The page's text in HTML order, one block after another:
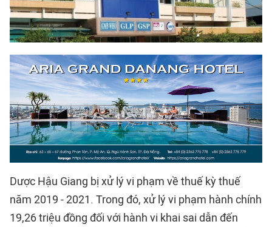
Dược Hậu Giang bị xử lý vi phạm về thuế kỳ thuế
năm 2019 - 2021. Trong đó, xử lý vi phạm hành chính
19,26 triệu đồng đối với hành vi khai sai dẫn đến